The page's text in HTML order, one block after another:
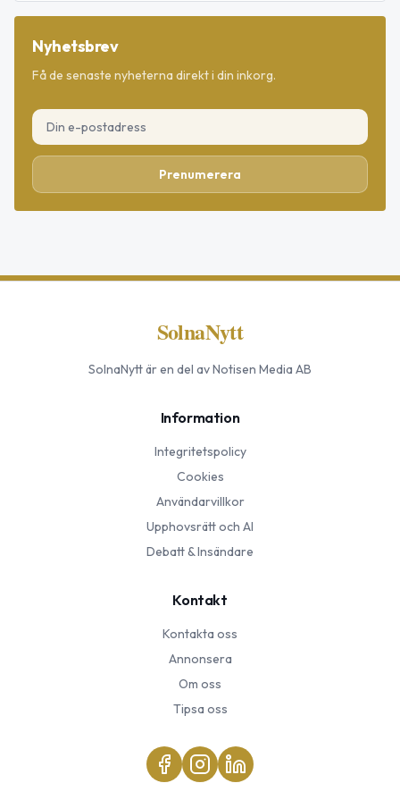
Nyhetsbrev
Få de senaste nyheterna direkt i din inkorg.
Prenumerera
SolnaNytt
SolnaNyttär en del av Notisen Media AB
Information
Integritetspolicy
Cookies
Användarvillkor
Upphovsrätt och AI
Debatt & Insändare
Kontakt
Kontakta oss
Annonsera
Om oss
Tipsa oss